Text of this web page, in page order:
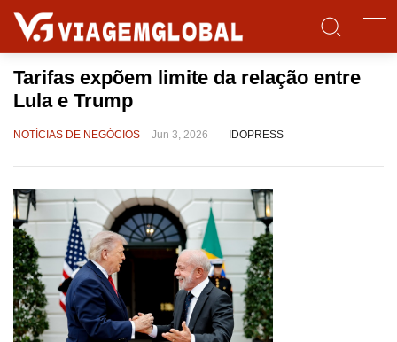
Tarifas expõem limite da relação entre
Lula e Trump
NOTÍCIAS DE NEGÓCIOS Jun 3, 2026 IDOPRESS